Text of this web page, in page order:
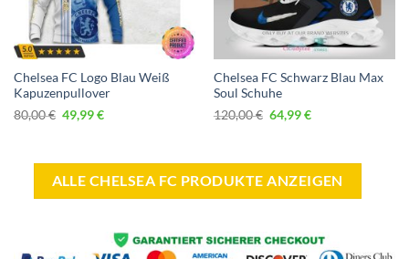
Chelsea FC Logo Blau Weiß
Kapuzenpullover
80,00€ Ursprünglicher
Preis
49,99€Aktueller
Chelsea FC Schwarz Blau Max
Soul Schuhe
120,00€ Ursprünglicher
Preis
64,99€Aktueller
ALLE CHELSEA FC PRODUKTE ANZEIGEN